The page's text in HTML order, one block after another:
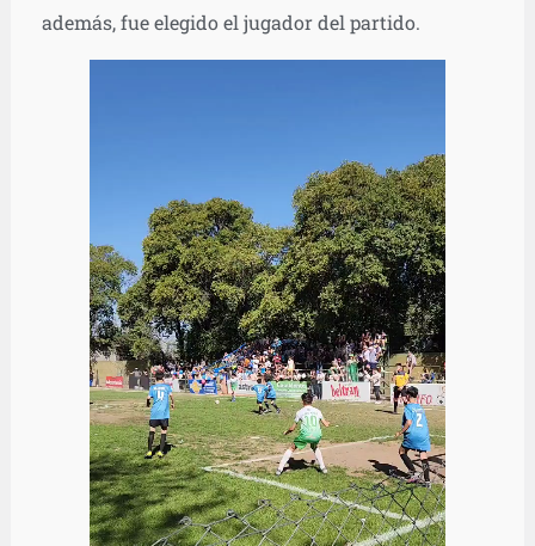
además, fue elegido el jugador del partido.